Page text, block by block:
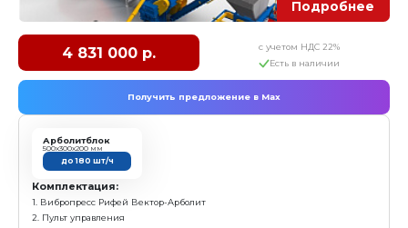
2 667 000 р.
Получить предложение в
Арболитблок
500х300х200 мм
Комплектация: